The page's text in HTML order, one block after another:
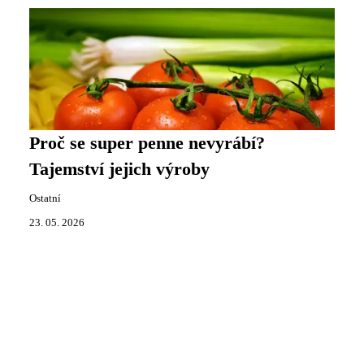
Proč se super penne nevyrábí?
Tajemství jejich výroby
Ostatní
23. 05. 2026